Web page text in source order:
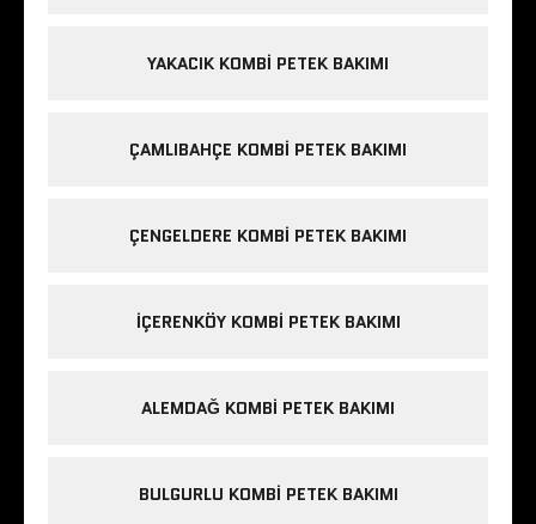
YAKACIK KOMBI PETEK BAKIMI
ÇAMLIBAHÇE KOMBI PETEK BAKIMI
ÇENGELDERE KOMBI PETEK BAKIMI
IÇERENKÖY KOMBI PETEK BAKIMI
ALEMDAĞ KOMBI PETEK BAKIMI
BULGURLU KOMBI PETEK BAKIMI